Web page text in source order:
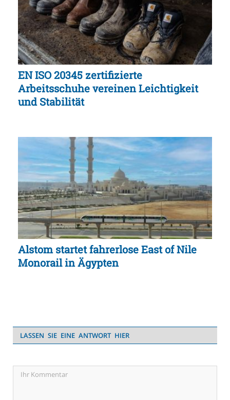
EN ISO 20345 zertifizierte
Arbeitsschuhe vereinen Leichtigkeit
und Stabilität
Alstom startet fahrerlose East of Nile
Monorail in Ägypten
LASSEN SIE EINE ANTWORT HIER